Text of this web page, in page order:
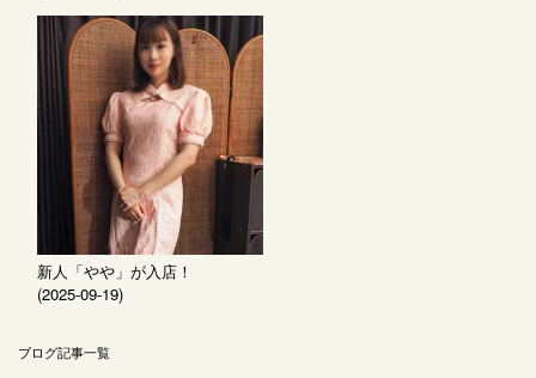
新人「やや」が入店！
(2025-09-19)
ブログ記事一覧